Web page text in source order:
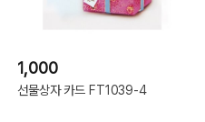
1,000
선물상자 카드 FT1039-4